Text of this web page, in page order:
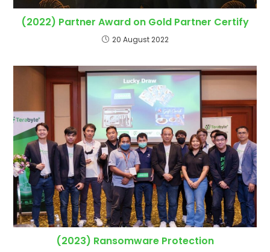
(2022) Partner Award on Gold Partner Certify